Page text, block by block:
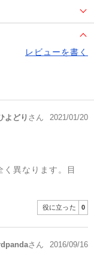
レビューを書く
よどり さん 2021/01/20
異なります。目
役に立った 0
さん 2016/09/16